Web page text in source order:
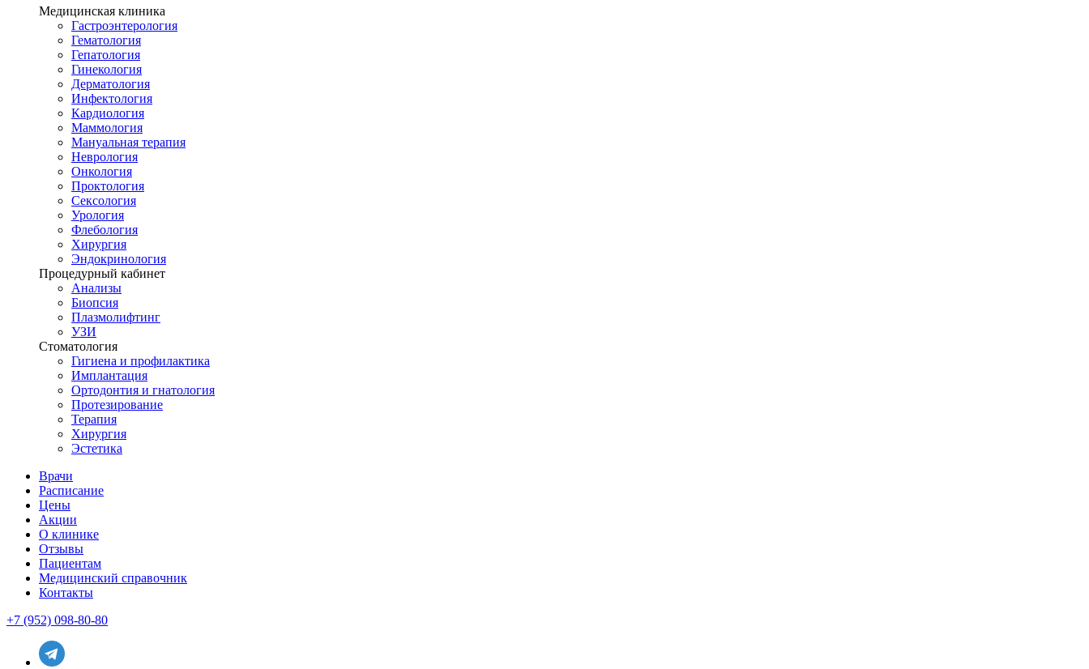
Медицинская клиника
Гастроэнтерология
Гематология
Гепатология
Гинекология
Дерматология
Инфектология
Кардиология
Маммология
Мануальная терапия
Неврология
Онкология
Проктология
Сексология
Урология
Флебология
Хирургия
Эндокринология
Процедурный кабинет
Анализы
Биопсия
Плазмолифтинг
УЗИ
Стоматология
Гигиена и профилактика
Имплантация
Ортодонтия и гнатология
Протезирование
Терапия
Хирургия
Эстетика
Врачи
Расписание
Цены
Акции
О клинике
Отзывы
Пациентам
Медицинский справочник
Контакты
+7 (952) 098-80-80